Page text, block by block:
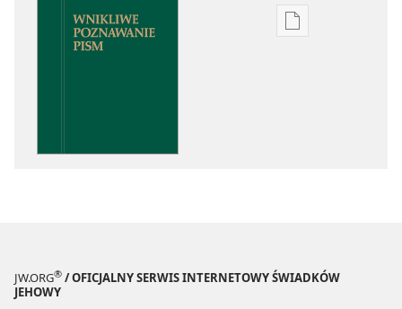
Ustawienia
JW.ORG® / OFICJALNY SERWIS INTERNETOWY ŚWIADKÓW
JEHOWY